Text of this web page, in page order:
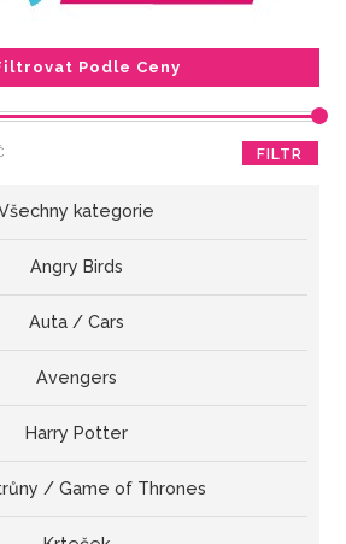
Podle Ceny
FILTR
kategorie
Angry Birds
Auta / Cars
Avengers
Harry Potter
/ Game of Thrones